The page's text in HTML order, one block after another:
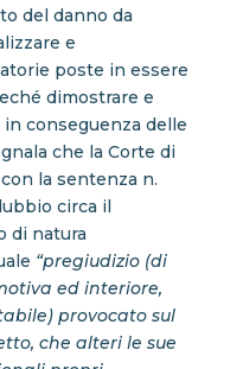
del danno da
e
poste in essere
dimostrare e
conseguenza delle
che la Corte di
la sentenza n.
circa il
di natura
“pregiudizio (di
ed interiore,
provocato sul
che alteri le sue